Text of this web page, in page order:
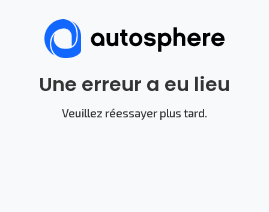
Une erreur a eu lieu
Veuillez réessayer plus tard.